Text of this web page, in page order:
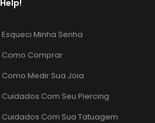
Help!
Esqueci Minha Senha
Como Comprar
Como Medir Sua Joia
Cuidados Com Seu Piercing
Cuidados Com Sua Tatuagem